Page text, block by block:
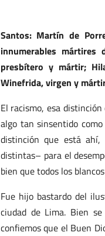
Santos: Martín de
innumerables mártires
presbítero y mártir;
Winefrida, virgen y
El racismo, esa
algo tan sinsentido
distinción que está ahí,
distintas– para el
bien que todos los
Fue hijo bastardo del
ciudad de Lima. Bien
confiemos que el Buen